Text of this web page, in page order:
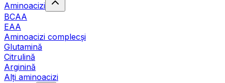
Aminoacizi
BCAA
EAA
Aminoacizi complecși
Glutamină
Citrulină
Arginină
Alți aminoacizi